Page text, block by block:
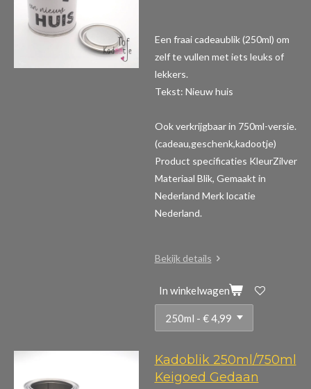
Een fraai cadeaublik (250ml) om
zelf te vullen met iets leuks of
lekkers.
Tekst: Nieuw huis
Ook verkrijgbaar in 750ml-versie.
(cadeau,geschenk,kadootje)
Product specificaties KleurZilver
Materiaal Blik, Gemaakt in
Nederland Merk locatie
Nederland.
Bekijk details
In winkelwagen
Kadoblik 250ml/750ml
Keigoed Gedaan